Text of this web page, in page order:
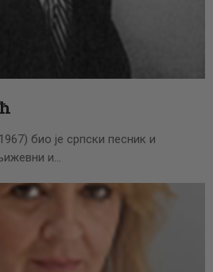
био је српски песник и
и…